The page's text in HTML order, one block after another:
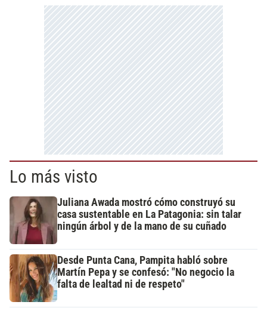
Lo más visto
Juliana Awada mostró cómo construyó su
casa sustentable en La Patagonia: sin talar
ningún árbol y de la mano de su cuñado
Desde Punta Cana, Pampita habló sobre
Martín Pepa y se confesó: "No negocio la
falta de lealtad ni de respeto"